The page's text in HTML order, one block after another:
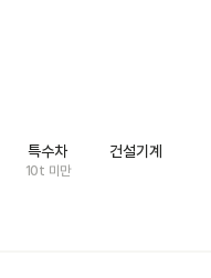
특수차
10t 미만
건설기계